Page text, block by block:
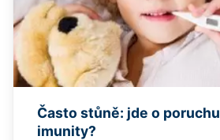
Často stůně: jde o poruchu
imunity?